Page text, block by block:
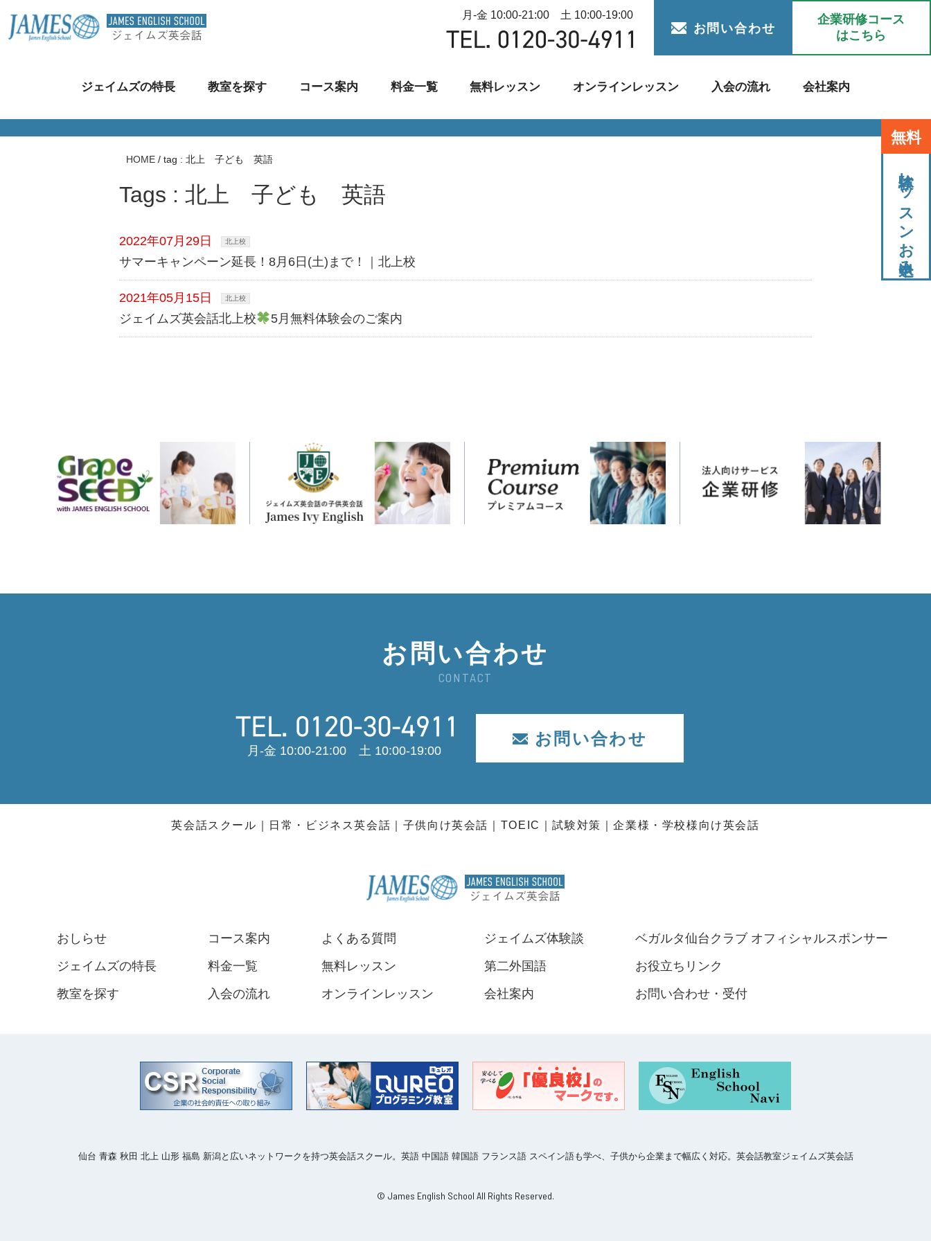
月-金 10:00-21:00 土 10:00-19:00
お問い合わせ
企業研修コース
はこちら
ジェイムズの特長 教室を探す コース案内 料金一覧 無料レッスン オンラインレッスン 入会の流れ 会社案内
無料
体験レッスンお申込み
HOME / tag : 北上 子ども 英語
Tags : 北上 子ども 英語
2022年07月29日 北上校
サマーキャンペーン延長！8月6日(土)まで！｜北上校
2021年05月15日 北上校
ジェイムズ英会話北上校 5月無料体験会のご案内
お問い合わせ
CONTACT
月-金 10:00-21:00 土 10:00-19:00
お問い合わせ
英会話スクール 日常・ビジネス英会話 子供向け英会話 TOEIC 試験対策 企業様・学校様向け英会話
おしらせ
ジェイムズの特長
教室を探す
コース案内
料金一覧
入会の流れ
よくある質問
無料レッスン
オンラインレッスン
ジェイムズ体験談
第二外国語
会社案内
ベガルタ仙台クラブ オフィシャルスポンサー
お役立ちリンク
お問い合わせ・受付
仙台 青森 秋田 北上 山形 福島 新潟と広いネットワークを持つ英会話スクール。英語 中国語 韓国語 フランス語 スペイン語も学べ、子供から企業まで幅広く対応。英会話教室ジェイムズ英会話
© James English School All Rights Reserved.